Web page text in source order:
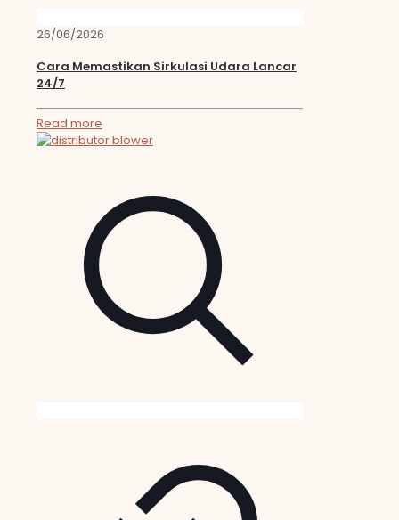
26/06/2026
Cara Memastikan Sirkulasi Udara Lancar
24/7
Read more